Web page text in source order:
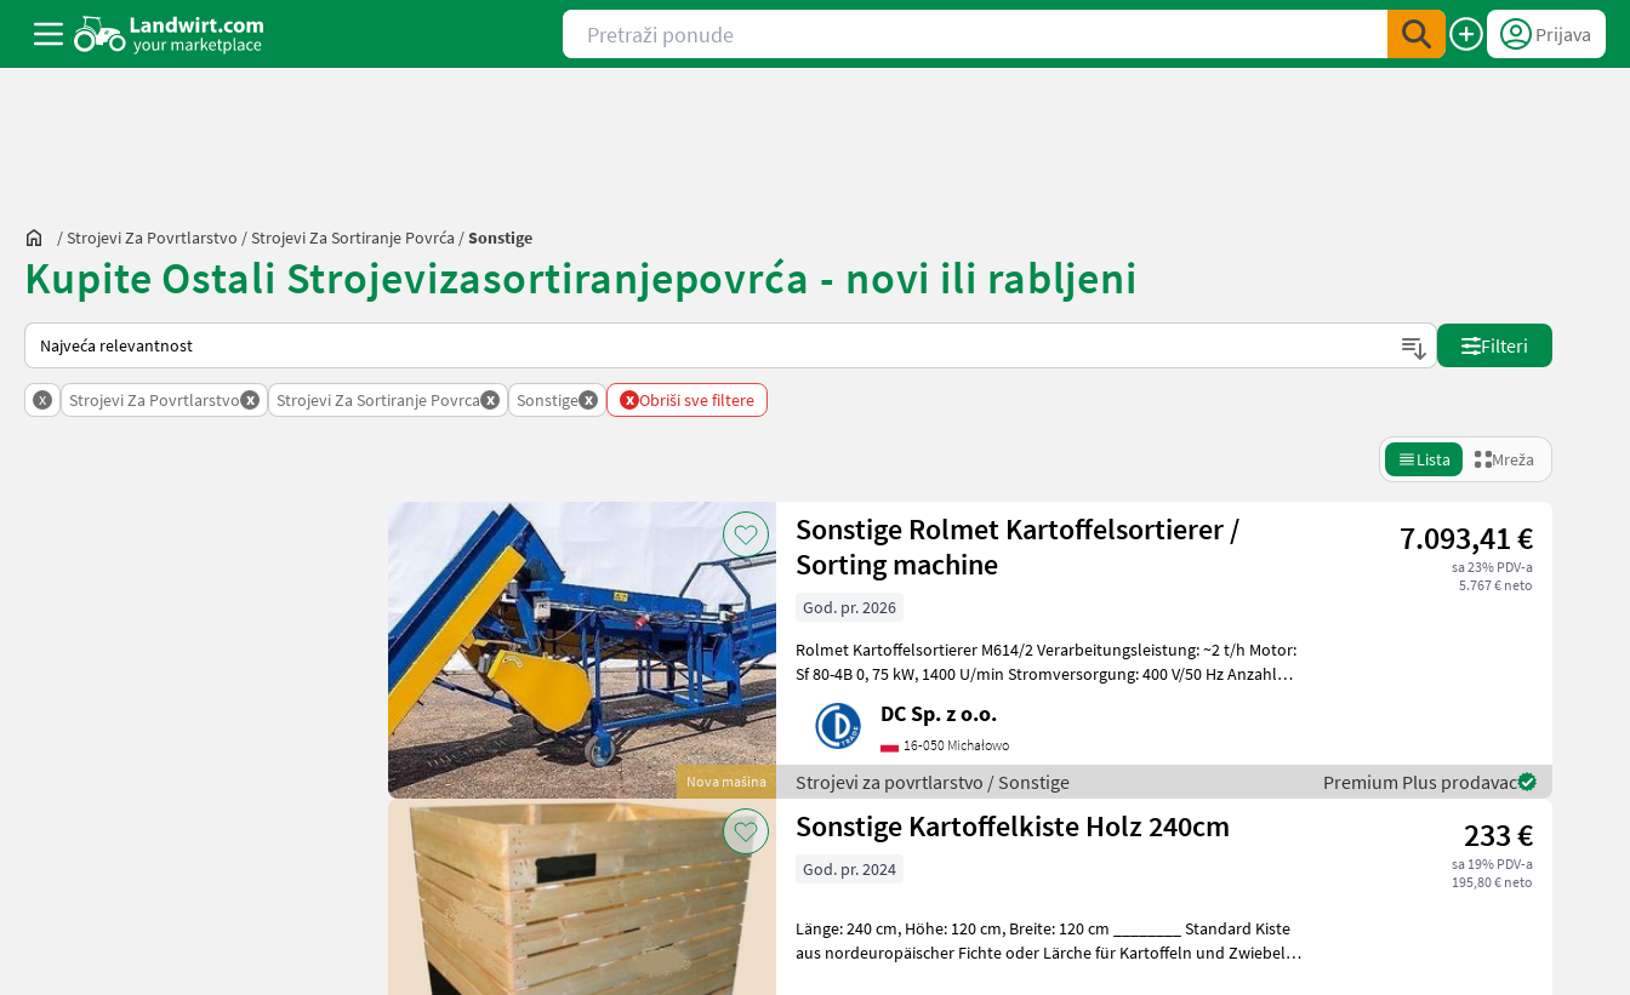
Pretraži ponude
Prijava
/Strojevi Za Povrtlarstvo /Strojevi Za Sortiranje Povrća /Sonstige
Kupite Ostali Strojevizasortiranjepovrća - novi ili rabljeni
Način na koji sortira Landwirt.com
Filteri
x Strojevi Za Povrtlarstvo x Strojevi Za Sortiranje Povrca x Sonstige x x Obriši sve filtere
Lista Mreža
Nova mašina
Sonstige Rolmet Kartoffelsortierer /
Sorting machine
7.093,41 €
sa 23% PDV-a
5.767 € neto
God. pr. 2026
Rolmet Kartoffelsortierer M614/2 Verarbeitungsleistung: ~2 t/h Motor:
Sf 80-4B 0, 75 kW, 1400 U/min Stromversorgung: 400 V/50 Hz Anzahl
DC Sp. z o.o.
16-050 Michałowo
Strojevi za povrtlarstvo / Sonstige Premium Plus prodavac
Sonstige Kartoffelkiste Holz 240cm 233 €
sa 19% PDV-a
195,80 € neto
God. pr. 2024
Länge: 240 cm, Höhe: 120 cm, Breite: 120 cm ________ Standard Kiste
aus nordeuropäischer Fichte oder Lärche für Kartoffeln und Zwiebeln